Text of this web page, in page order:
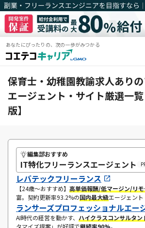
あなたにぴったりの、次の一歩がみつかる
保育士・幼稚園教諭求人あり
エージェント・サイト厳選一
版】
編集部おすすめ
IT特化フリーランスエージェント
レバテックフリーランス
​【24歳〜おすすめ】​ 高単価報酬/低マージン/リ
富。契約更新率93.2%の国内最大級エージェント
ランサーズプロフェッショナルエー
AI時代の経営を動かす、 ハイクラスコンサルタン